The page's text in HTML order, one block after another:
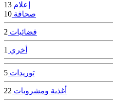
إعلام 13
صحافة 10
فضائيات 2
أخري 1
توريدات 5
أغذية ومشروبات 22